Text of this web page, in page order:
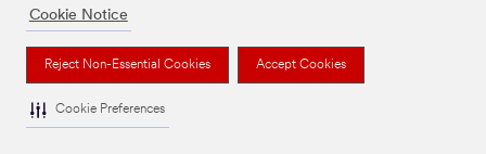
Cookie Notice
Reject Non-Essential Cookies Accept Cookies
Cookie Preferences